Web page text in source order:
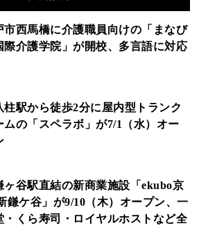
市西馬橋に介護職員向けの「まなび
際介護学院」が開校、多言語に対応
柱駅から徒歩2分に屋内型トランク
ムの「スペラボ」が7/1（水）オー
ヶ谷駅直結の新商業施設「ekubo京
鎌ケ谷」が9/10（木）オープン、一
・くら寿司・ロイヤルホストなど全